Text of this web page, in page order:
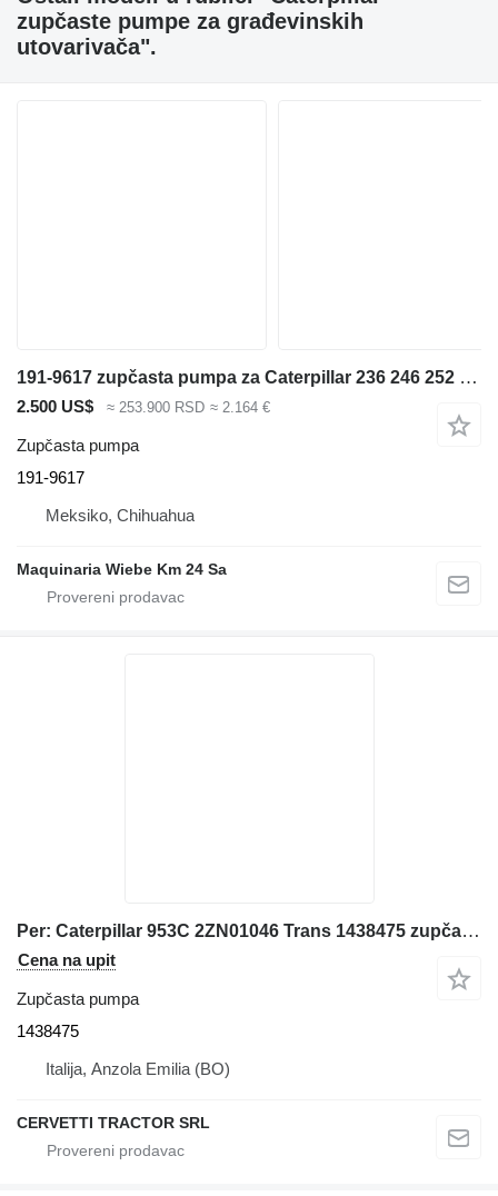
zupčaste pumpe za građevinskih
utovarivača".
191-9617 zupčasta pumpa za Caterpillar 236 246 252 462 248B 268B 267 277 mini utovarivača
2.500 US$ ≈ 253.900 RSD ≈ 2.164 €
Zupčasta pumpa
191-9617
Meksiko, Chihuahua
Maquinaria Wiebe Km 24 Sa
Per: Caterpillar 953C 2ZN01046 Trans 1438475 zupčasta pumpa za Caterpillar 953C 2ZN01046 utovarivača guseničara
Cena na upit
Zupčasta pumpa
1438475
Italija, Anzola Emilia (BO)
CERVETTI TRACTOR SRL